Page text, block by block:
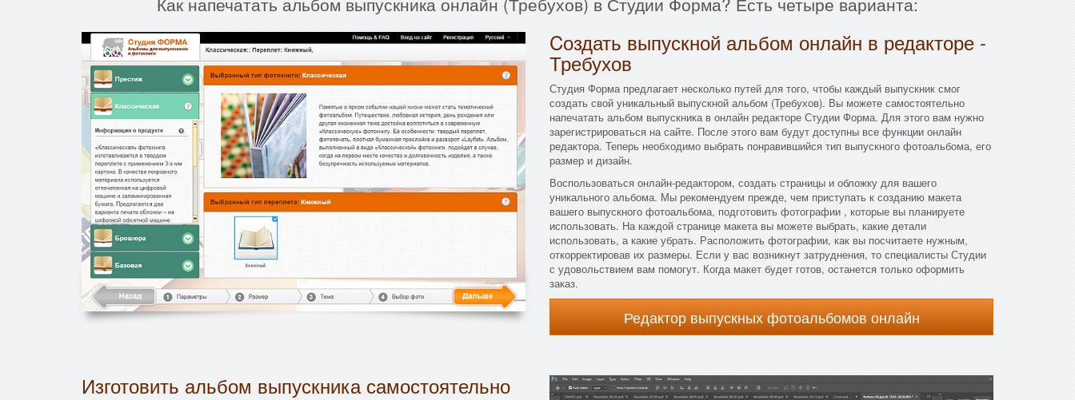
Cоздать выпускной альбом онлайн в редакторе -
Требухов
Студия Форма предлагает несколько путей для того, чтобы каждый выпускник смог
создать свой уникальный выпускной альбом (Требухов). Вы можете самостоятельно
напечатать альбом выпускника в онлайн редакторе Студии Форма. Для этого вам нужно
зарегистрироваться на сайте. После этого вам будут доступны все функции онлайн
редактора. Теперь необходимо выбрать понравившийся тип выпускного фотоальбома, его
размер и дизайн.
Воспользоваться онлайн-редактором, создать страницы и обложку для вашего
уникального альбома. Мы рекомендуем прежде, чем приступать к созданию макета
вашего выпускного фотоальбома, подготовить фотографии , которые вы планируете
использовать. На каждой странице макета вы можете выбрать, какие детали
использовать, а какие убрать. Расположить фотографии, как вы посчитаете нужным,
откорректировав их размеры. Если у вас возникнут затруднения, то специалисты Студии
с удовольствием вам помогут. Когда макет будет готов, останется только оформить
заказ.
Редактор выпускных фотоальбомов онлайн
Изготовить альбом выпускника самостоятельно